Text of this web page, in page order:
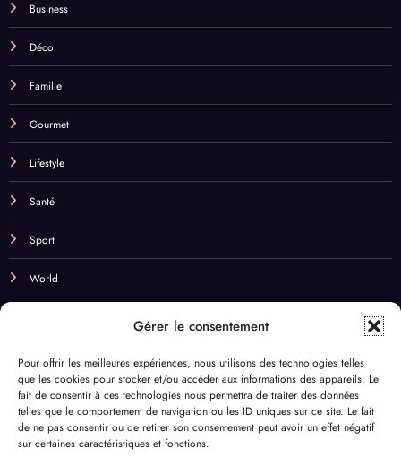
Gérer le consentement
Pour offrir les meilleures expériences, nous utilisons des technologies telles
que les cookies pour stocker et/ou accéder aux informations des appareils. Le
fait de consentir à ces technologies nous permettra de traiter des données
telles que le comportement de navigation ou les ID uniques sur ce site. Le fait
de ne pas consentir ou de retirer son consentement peut avoir un effet négatif
sur certaines caractéristiques et fonctions.
Business
Déco
Famille
Gourmet
Lifestyle
Santé
Sport
World
Champagne & Vin Chill comparateur de fleurs Couple
Cuisine DYI Déco Eco-responsable Enfants
Fleurs séchées Fête des mères Huiles essentielles